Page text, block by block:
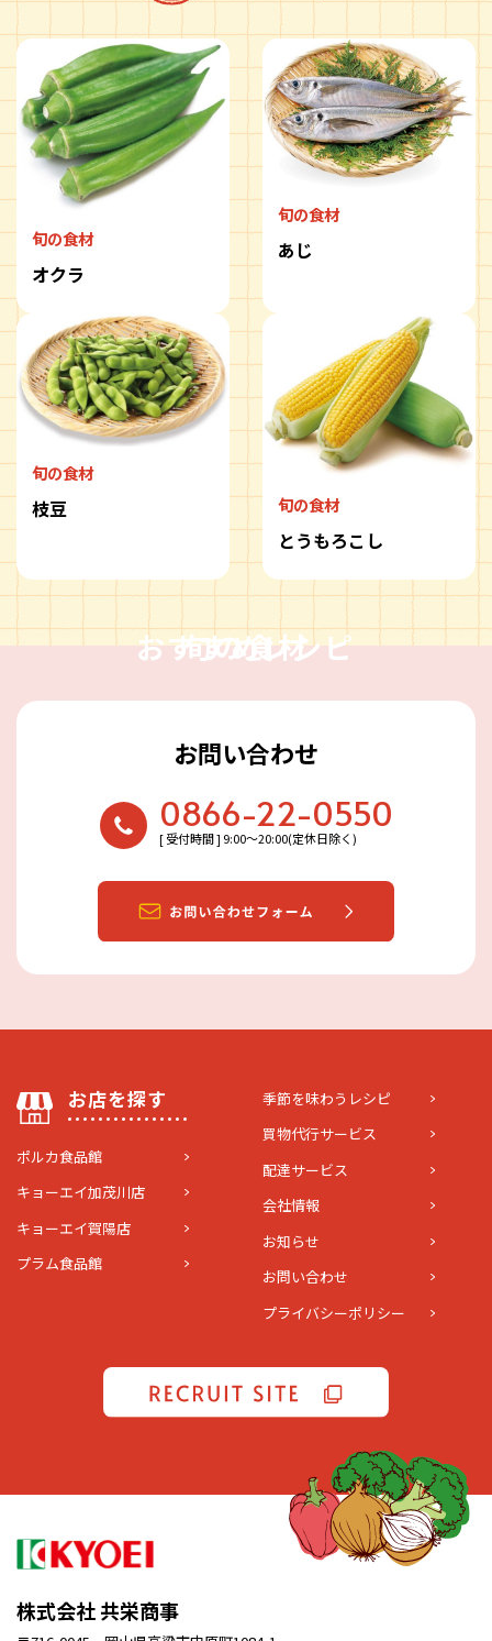
旬の食材
オクラ
旬の食材
あじ
旬の食材
枝豆 旬の食材
とうもろこし
おすすめレシピ
旬の食材
お問い合わせ
0866-22-0550
[ 受付時間 ] 9:00〜20:00(定休日除く)
お店を探す
ポルカ食品館
キョーエイ加茂川店
キョーエイ賀陽店
プラム食品館
季節を味わうレシピ
買物代行サービス
配達サービス
会社情報
お知らせ
お問い合わせ
プライバシーポリシー
株式会社 共栄商事